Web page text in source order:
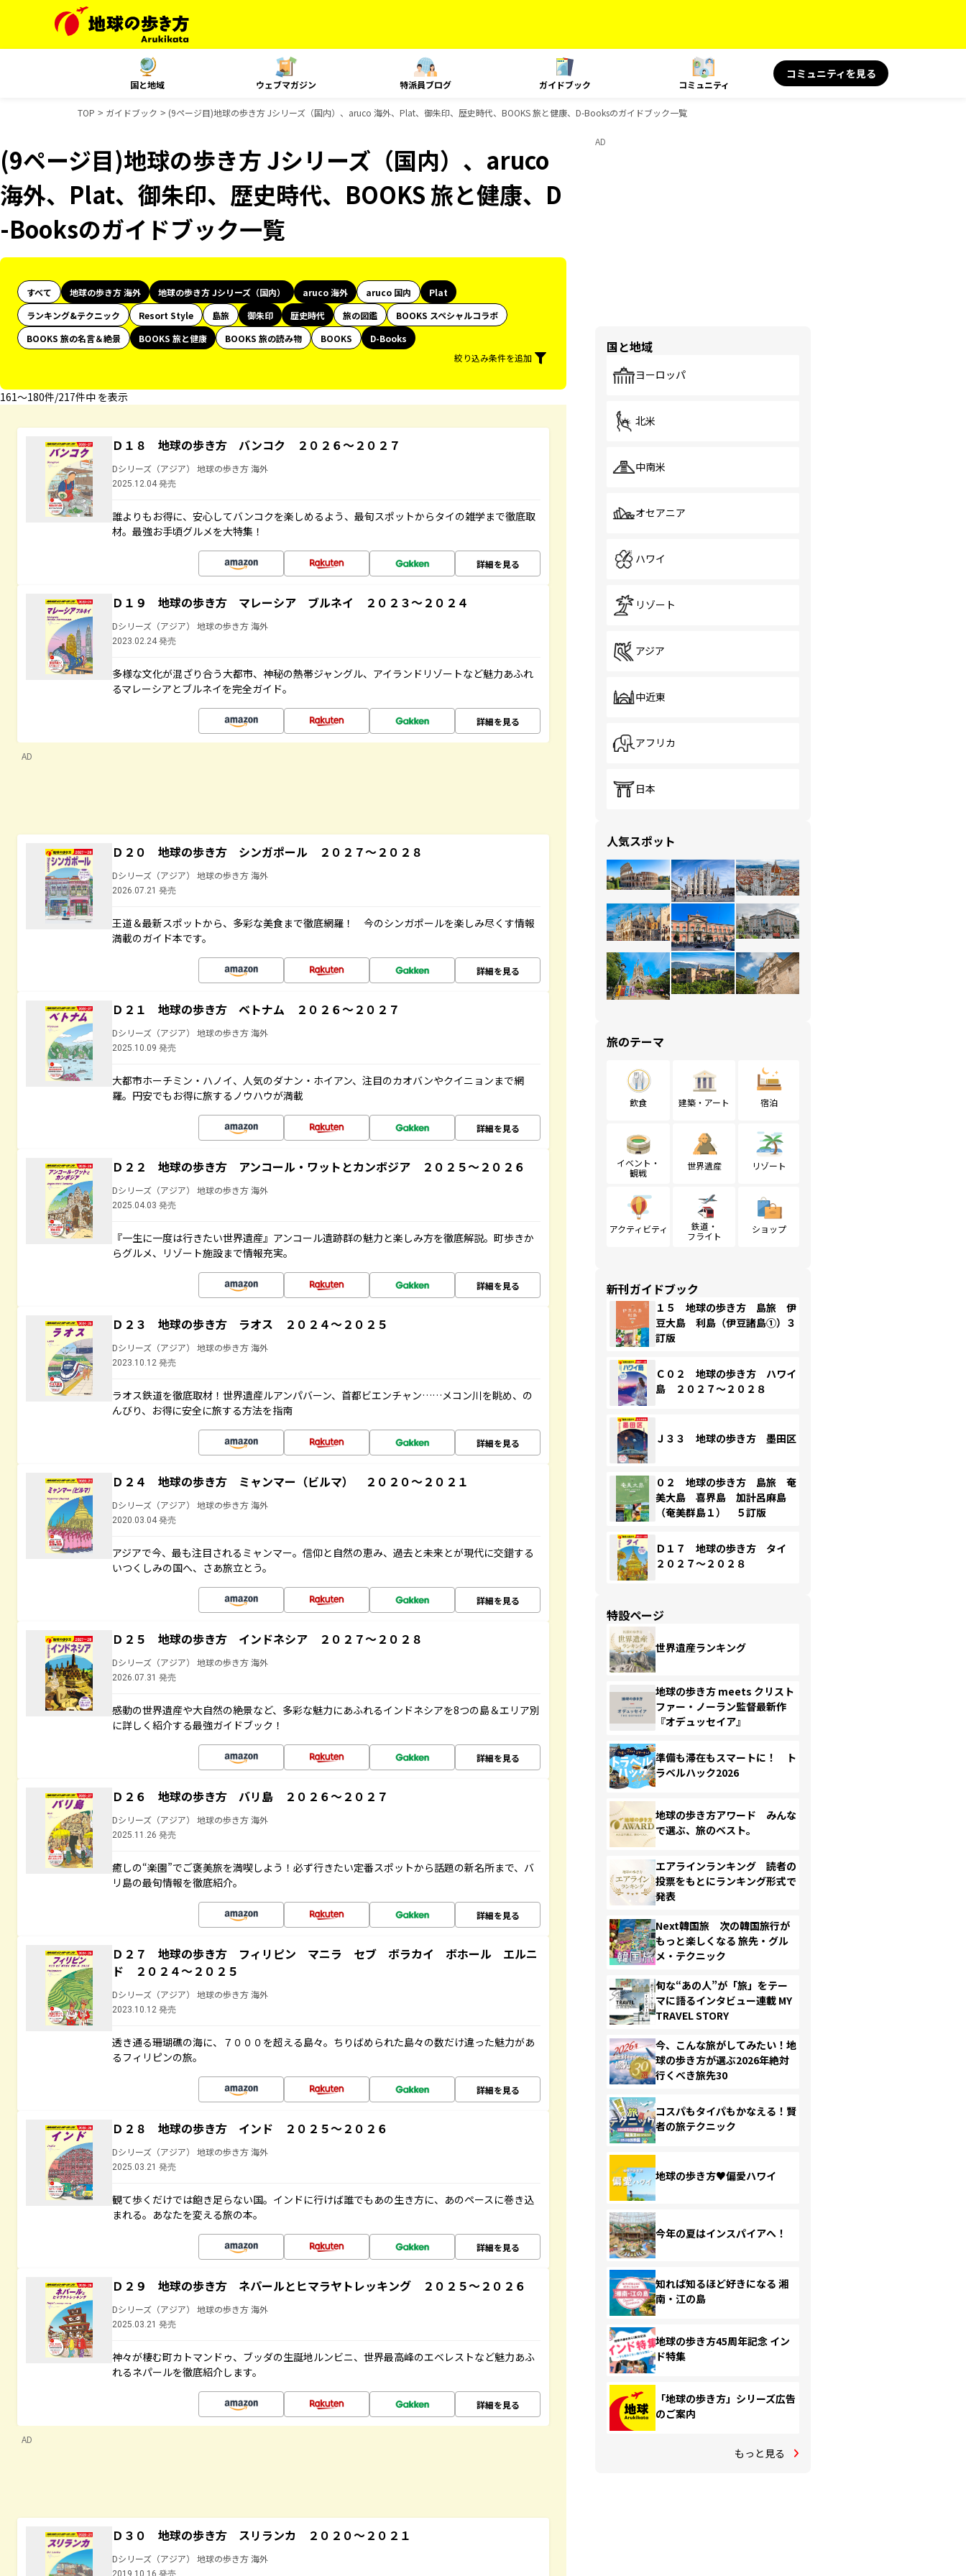
国と地域 ウェブマガジン 特派員ブログ ガイドブック コミュニティ
コミュニティを見る
TOP ガイドブック (9ページ目)地球の歩き方 Jシリーズ（国内）、aruco 海外、Plat、御朱印、歴史時代、BOOKS 旅と健康、D-Booksのガイドブック一覧
(9ページ目)地球の歩き方 Jシリーズ（国内）、aruco
海外、Plat、御朱印、歴史時代、BOOKS 旅と健康、D
-Booksのガイドブック一覧
すべて 地球の歩き方 海外 地球の歩き方 Jシリーズ（国内） aruco 海外 aruco 国内
Plat
ランキング&テクニック
Resort Style 島旅 御朱印 歴史時代 旅の図鑑
BOOKS スペシャルコラボ
BOOKS 旅の名言＆絶景
BOOKS 旅と健康 BOOKS 旅の読み物 BOOKS
D-Books
絞り込み条件を追加
161〜180件/217件中 を表示
Ｄ１８ 地球の歩き方 バンコク ２０２６～２０２７
Dシリーズ（アジア） 地球の歩き方 海外
2025.12.04 発売
誰よりもお得に、安心してバンコクを楽しめるよう、最旬スポットからタイの雑学まで徹底取
材。最強お手頃グルメを大特集！
詳細を見る
Ｄ１９ 地球の歩き方 マレーシア ブルネイ ２０２３～２０２４
Dシリーズ（アジア） 地球の歩き方 海外
2023.02.24 発売
多様な文化が混ざり合う大都市、神秘の熱帯ジャングル、アイランドリゾートなど魅力あふれ
るマレーシアとブルネイを完全ガイド。
詳細を見る
AD
Ｄ２０ 地球の歩き方 シンガポール ２０２７～２０２８
Dシリーズ（アジア） 地球の歩き方 海外
2026.07.21 発売
王道＆最新スポットから、多彩な美食まで徹底網羅！ 今のシンガポールを楽しみ尽くす情報
満載のガイド本です。
詳細を見る
Ｄ２１ 地球の歩き方 ベトナム ２０２６～２０２７
Dシリーズ（アジア） 地球の歩き方 海外
2025.10.09 発売
大都市ホーチミン・ハノイ、人気のダナン・ホイアン、注目のカオバンやクイニョンまで網
羅。円安でもお得に旅するノウハウが満載
詳細を見る
Ｄ２２ 地球の歩き方 アンコール・ワットとカンボジア ２０２５～２０２６
Dシリーズ（アジア） 地球の歩き方 海外
2025.04.03 発売
『一生に一度は行きたい世界遺産』アンコール遺跡群の魅力と楽しみ方を徹底解説。町歩きか
らグルメ、リゾート施設まで情報充実。
詳細を見る
Ｄ２３ 地球の歩き方 ラオス ２０２４～２０２５
Dシリーズ（アジア） 地球の歩き方 海外
2023.10.12 発売
ラオス鉄道を徹底取材！世界遺産ルアンパバーン、首都ビエンチャン……メコン川を眺め、の
んびり、お得に安全に旅する方法を指南
詳細を見る
Ｄ２４ 地球の歩き方 ミャンマー（ビルマ） ２０２０～２０２１
Dシリーズ（アジア） 地球の歩き方 海外
2020.03.04 発売
アジアで今、最も注目されるミャンマー。信仰と自然の恵み、過去と未来とが現代に交錯する
いつくしみの国へ、さあ旅立とう。
詳細を見る
Ｄ２５ 地球の歩き方 インドネシア ２０２７～２０２８
Dシリーズ（アジア） 地球の歩き方 海外
2026.07.31 発売
感動の世界遺産や大自然の絶景など、多彩な魅力にあふれるインドネシアを8つの島＆エリア別
に詳しく紹介する最強ガイドブック！
詳細を見る
Ｄ２６ 地球の歩き方 バリ島 ２０２６～２０２７
Dシリーズ（アジア） 地球の歩き方 海外
2025.11.26 発売
癒しの“楽園”でご褒美旅を満喫しよう！必ず行きたい定番スポットから話題の新名所まで、バ
リ島の最旬情報を徹底紹介。
詳細を見る
Ｄ２７ 地球の歩き方 フィリピン マニラ セブ ボラカイ ボホール エルニ
ド ２０２４～２０２５
Dシリーズ（アジア） 地球の歩き方 海外
2023.10.12 発売
透き通る珊瑚礁の海に、７０００を超える島々。ちりばめられた島々の数だけ違った魅力があ
るフィリピンの旅。
詳細を見る
Ｄ２８ 地球の歩き方 インド ２０２５～２０２６
Dシリーズ（アジア） 地球の歩き方 海外
2025.03.21 発売
観て歩くだけでは飽き足らない国。インドに行けば誰でもあの生き方に、あのペースに巻き込
まれる。あなたを変える旅の本。
詳細を見る
Ｄ２９ 地球の歩き方 ネパールとヒマラヤトレッキング ２０２５～２０２６
Dシリーズ（アジア） 地球の歩き方 海外
2025.03.21 発売
神々が棲む町カトマンドゥ、ブッダの生誕地ルンビニ、世界最高峰のエベレストなど魅力あふ
れるネパールを徹底紹介します。
詳細を見る
AD
Ｄ３０ 地球の歩き方 スリランカ ２０２０～２０２１
Dシリーズ（アジア） 地球の歩き方 海外
2019.10.16 発売
AD
国と地域
ヨーロッパ
北米
中南米
オセアニア
ハワイ
リゾート
アジア
中近東
アフリカ
日本
人気スポット
旅のテーマ
飲食 建築・アート 宿泊
イベント・
観戦
世界遺産 リゾート
アクティビティ
鉄道・
フライト
ショップ
新刊ガイドブック
１５ 地球の歩き方 島旅 伊
豆大島 利島（伊豆諸島①）３
訂版
Ｃ０２ 地球の歩き方 ハワイ
島 ２０２７～２０２８
Ｊ３３ 地球の歩き方 墨田区
０２ 地球の歩き方 島旅 奄
美大島 喜界島 加計呂麻島
（奄美群島１） ５訂版
Ｄ１７ 地球の歩き方 タイ
２０２７～２０２８
特設ページ
世界遺産ランキング
地球の歩き方 meets クリスト
ファー・ノーラン監督最新作
『オデュッセイア』
準備も滞在もスマートに！ ト
ラベルハック2026
地球の歩き方アワード みんな
で選ぶ、旅のベスト。
エアラインランキング 読者の
投票をもとにランキング形式で
発表
Next韓国旅 次の韓国旅行が
もっと楽しくなる 旅先・グル
メ・テクニック
旬な“あの人”が「旅」をテー
マに語るインタビュー連載 MY
TRAVEL STORY
今、こんな旅がしてみたい！地
球の歩き方が選ぶ2026年絶対
行くべき旅先30
コスパもタイパもかなえる！賢
者の旅テクニック
地球の歩き方♥偏愛ハワイ
今年の夏はインスパイアへ！
知れば知るほど好きになる 湘
南・江の島
地球の歩き方45周年記念 イン
ド特集
「地球の歩き方」シリーズ広告
のご案内
もっと見る